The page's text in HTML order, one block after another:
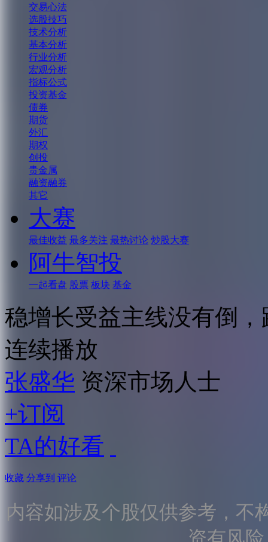
交易心法
选股技巧
技术分析
基本分析
行业分析
宏观分析
指标公式
投资基金
债券
期货
外汇
期权
创投
贵金属
融资融券
其它
大赛
最佳收益 最多关注 最热讨论 炒股大赛
阿牛智投
一起看盘 股票 板块 基金
稳增长受益主线没有倒
连续播放
张盛华 资深市场人士
+订阅
TA的好看
收藏 分享到 评论
内容如涉及个股仅供参考，不